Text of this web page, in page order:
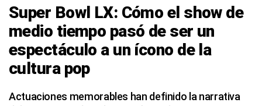
Super Bowl LX: Cómo el show de
medio tiempo pasó de ser un
espectáculo a un ícono de la
cultura pop
Actuaciones memorables han definido la narrativa